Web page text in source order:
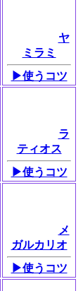
ヤ
ミラミ
▶使うコツ
ラ
ティオス
▶使うコツ
メ
ガルカリオ
▶使うコツ